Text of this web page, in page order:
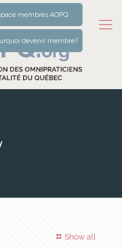
membres AOPQ
devenir membre?
Show all